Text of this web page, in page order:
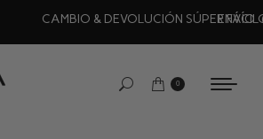
SÚPER FÁCIL (30 días)
0